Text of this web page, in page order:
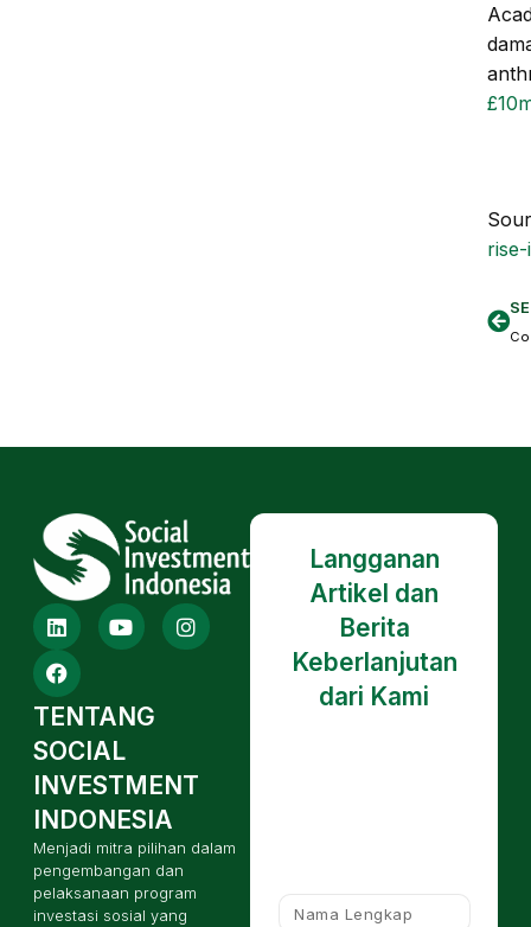
TENTANG
SOCIAL
INVESTMENT
INDONESIA
Menjadi mitra pilihan dalam
pengembangan dan
pelaksanaan program
investasi sosial yang
Langganan
Artikel dan
Berita
Keberlanjutan
dari Kami